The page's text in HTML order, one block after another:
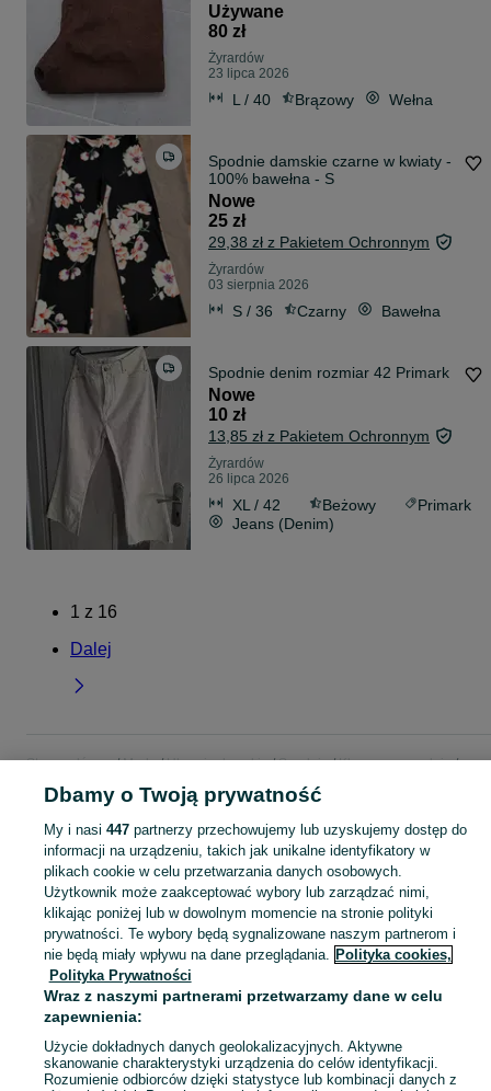
Używane
80 zł
Żyrardów
23 lipca 2026
L / 40 Brązowy Wełna
Spodnie damskie czarne w kwiaty -
100% bawełna - S
Nowe
25 zł
29,38 zł z Pakietem Ochronnym
Żyrardów
03 sierpnia 2026
S / 36 Czarny Bawełna
Spodnie denim rozmiar 42 Primark
Nowe
10 zł
13,85 zł z Pakietem Ochronnym
Żyrardów
26 lipca 2026
XL / 42 Beżowy
Primark
Jeans (Denim)
1 z 16
Dalej
Strona główna Moda Ubrania damskie Spodnie
Klasyczne spodnie
Klasyczne spodnie - Mazowieckie
Klasyczne spodnie - Żyrardów
KATEGORIA
Szeroki wybór spodni klasycznych damskich Żyrardów ✅ Nowe i używane ▶️ Różne materiały, kolory i rozmiary ✌ Porównaj ceny i wybierz ofertę na OLX.pl! Zobacz
Mapa kategorii
Mapa miejscowości
Mapa ministron
Popularne wyszukiwania
Dbamy o Twoją prywatność
My i nasi 447partnerzy przechowujemy lub uzyskujemy dostęp do
informacji na urządzeniu, takich jak unikalne identyfikatory w
plikach cookie w celu przetwarzania danych osobowych.
Użytkownik może zaakceptować wybory lub zarządzać nimi,
klikając poniżej lub w dowolnym momencie na stronie polityki
prywatności. Te wybory będą sygnalizowane naszym partnerom i
nie będą miały wpływu na dane przeglądania. Polityka cookies,
Polityka Prywatności
Wraz z naszymi partnerami przetwarzamy dane w celu
zapewnienia:
Użycie dokładnych danych geolokalizacyjnych. Aktywne
skanowanie charakterystyki urządzenia do celów identyfikacji.
Rozumienie odbiorców dzięki statystyce lub kombinacji danych z